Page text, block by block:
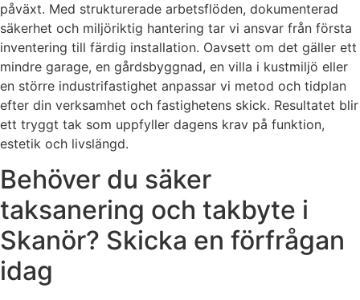
påväxt. Med strukturerade arbetsflöden, dokumenterad
säkerhet och miljöriktig hantering tar vi ansvar från första
inventering till färdig installation. Oavsett om det gäller ett
mindre garage, en gårdsbyggnad, en villa i kustmiljö eller
en större industrifastighet anpassar vi metod och tidplan
efter din verksamhet och fastighetens skick. Resultatet blir
ett tryggt tak som uppfyller dagens krav på funktion,
estetik och livslängd.
Behöver du säker
taksanering och takbyte i
Skanör? Skicka en förfrågan
idag